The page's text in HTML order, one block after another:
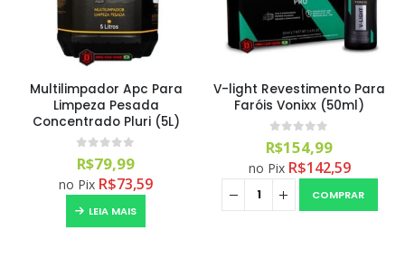
Multilimpador Apc Para
Limpeza Pesada
Concentrado Pluri (5L)
0 out of 5
R$79,99
no Pix R$73,59
LEIA MAIS
V-light Revestimento Para
Faróis Vonixx (50ml)
0out of 5
R$154,99
no Pix R$142,59
COMPRAR